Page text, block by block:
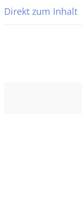
Direkt zum Inhalt